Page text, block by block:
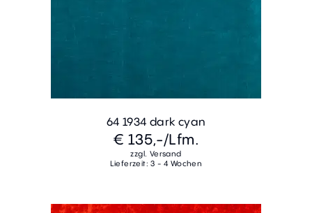
64 1934 dark cyan
€ 135,-/Lfm.
zzgl. Versand
Lieferzeit: 3 - 4 Wochen